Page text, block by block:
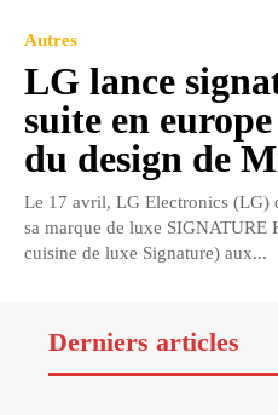
Autres
LG lance
suite en
du design de
Le 17 avril, LG Electronics (LG)
sa marque de luxe SIGNATURE
cuisine de luxe Signature) aux...
Derniers articles